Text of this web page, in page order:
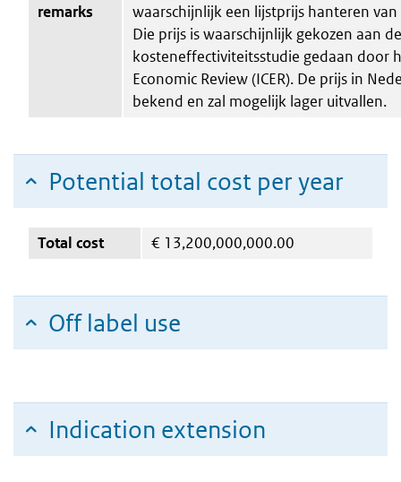
remarks
waarschijnlijk een lijstprijs hanteren
Die prijs is waarschijnlijk gekozen aan
kosteneffectiviteitsstudie gedaan door
Economic Review (ICER). De prijs in
bekend en zal mogelijk lager uitvallen.
Potential total cost per year
Total cost € 13,200,000,000.00
Off label use
Indication extension